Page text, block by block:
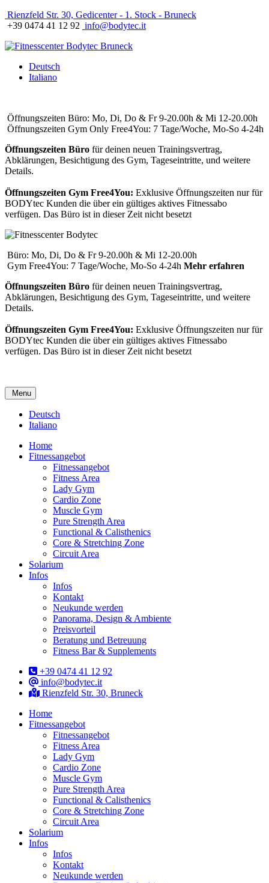
Rienzfeld Str. 30, Gedicenter - 1. Stock - Bruneck
+39 0474 41 12 92 info@bodytec.it
Deutsch
Italiano
Öffnungszeiten Büro: Mo, Di, Do & Fr 9-20.00h & Mi 12-20.00h
Öffnungszeiten Gym Only Free4You: 7 Tage/Woche, Mo-So 4-24h
Öffnungszeiten Büro für deinen neuen Trainingsvertrag,
Abklärungen, Besichtigung des Gym, Tageseintritte, und weitere
Details.
Öffnungszeiten Gym Free4You: Exklusive Öffnungszeiten nur für
BODYtec Kunden die über ein gültiges aktives Fitnessabo
verfügen. Das Büro ist in dieser Zeit nicht besetzt
Büro: Mo, Di, Do & Fr 9-20.00h & Mi 12-20.00h
Gym Free4You: 7 Tage/Woche, Mo-So 4-24h Mehr erfahren
Öffnungszeiten Büro für deinen neuen Trainingsvertrag,
Abklärungen, Besichtigung des Gym, Tageseintritte, und weitere
Details.
Öffnungszeiten Gym Free4You: Exklusive Öffnungszeiten nur für
BODYtec Kunden die über ein gültiges aktives Fitnessabo
verfügen. Das Büro ist in dieser Zeit nicht besetzt
Menu
Deutsch
Italiano
Home
Fitnessangebot
Fitnessangebot
Fitness Area
Lady Gym
Cardio Zone
Muscle Gym
Pure Strength Area
Functional & Calisthenics
Core & Stretching Zone
Circuit Area
Solarium
Infos
Infos
Kontakt
Neukunde werden
Panorama, Design & Ambiente
Preisvorteil
Beratung und Betreuung
Fitness Bar & Supplements
+39 0474 41 12 92
info@bodytec.it
Rienzfeld Str. 30, Bruneck
Home
Fitnessangebot
Fitnessangebot
Fitness Area
Lady Gym
Cardio Zone
Muscle Gym
Pure Strength Area
Functional & Calisthenics
Core & Stretching Zone
Circuit Area
Solarium
Infos
Infos
Kontakt
Neukunde werden